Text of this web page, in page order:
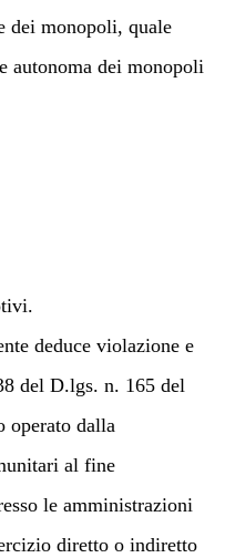
dei monopoli, quale
autonoma dei monopoli
deduce violazione e
del D.lgs. n. 165 del
operato dalla
al fine
le amministrazioni
diretto o indiretto